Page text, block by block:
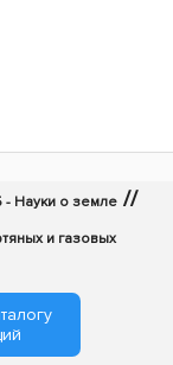
- Науки о земле //
и газовых